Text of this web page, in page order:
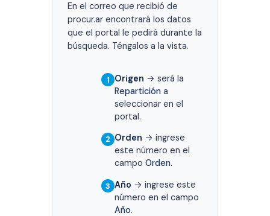
En el correo que recibió de
procur.ar encontrará los datos
que el portal le pedirá durante la
búsqueda. Téngalos a la vista.
1 Origen → será la
Repartición a
seleccionar en el
portal.
2 Orden → ingrese
este número en el
campoOrden.
3 Año → ingrese este
número en el campo
Año.